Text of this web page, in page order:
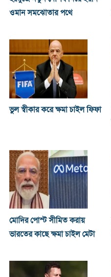
ওমান সমঝোতার পথে
ভুল স্বীকার করে ক্ষমা চাইল ফিফা
মোদির পোস্ট সীমিত করায়
ভারতের কাছে ক্ষমা চাইল মেটা